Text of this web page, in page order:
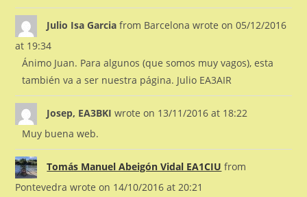
Julio Isa Garciafrom Barcelona wrote on 05/12/2016
at 19:34
Ánimo Juan. Para algunos (que somos muy vagos), esta
también va a ser nuestra página. Julio EA3AIR
Josep, EA3BKIwrote on 13/11/2016 at 18:22
Muy buena web.
Tomás Manuel Abeigón Vidal EA1CIU from
Pontevedra wrote on 14/10/2016 at 20:21